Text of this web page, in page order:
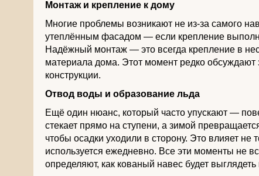
Монтаж и крепление к дому
Многие проблемы возникают не из-за самого
утеплённым фасадом — если крепление
Надёжный монтаж — это всегда крепление в
материала дома. Этот момент редко
конструкции.
Отвод воды и образование льда
Ещё один нюанс, который часто упускают —
стекает прямо на ступени, а зимой
чтобы осадки уходили в сторону. Это влияет не
используется ежедневно. Все эти моменты не
определяют, как кованый навес будет выглядеть